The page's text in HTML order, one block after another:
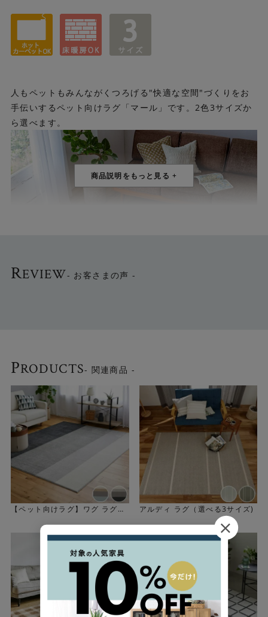
人もペットもみんながくつろげる"快適な空間"づくりをお
手伝いするペット向けラグ「マール」です。2色3サイズか
ら選べます。
抜け毛が絡みにくい快適設計
ラグを敷きたいけれど、ペットの抜け毛のお掃除が気にな
るという方にもおすすめです。毛やホコリが絡みにくく取
れやすい糸を採用しているため、 優れたメンテナンス性を
発揮します。毎日のお手入れがぐっと楽になります。
REVIEW- お客さまの声 -
PRODUCTS- 関連商品 -
【ペット向けラグ】ワグ ラグ
アルディ ラグ（選べる3サイズ)